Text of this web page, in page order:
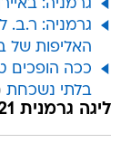
גרמניה: באיירן הפסידה 2:1
האליפות של
ככה הופכים
בלתי נשכחת
ליגה גרמנית 2020/21